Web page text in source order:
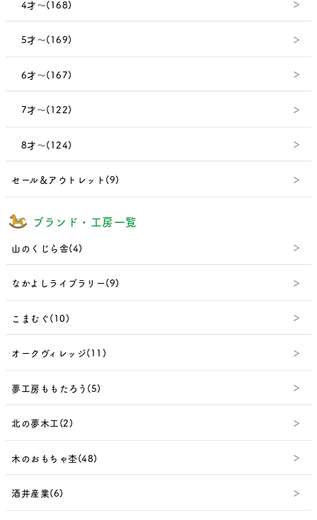
4才～(168)
5才～(169)
6才～(167)
7才～(122)
8才～(124)
セール＆アウトレット(9)
ブランド・工房一覧
山のくじら舎(4)
なかよしライブラリー(9)
こまむぐ(10)
オークヴィレッジ(11)
夢工房ももたろう(5)
北の夢木工(2)
木のおもちゃ杢(48)
酒井産業(6)